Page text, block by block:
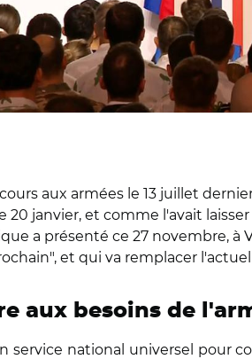
aux armées le 13 juillet
20 janvier, et comme l'avait
a présenté ce 27 novembre, à
et qui va remplacer
aux besoins de
national universel pour